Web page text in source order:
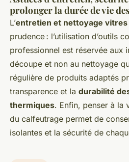
prolonger la durée de vie
L’entretien et nettoyage vitres
prudence : l’utilisation d’outils
professionnel est réservée aux
découpe et non au nettoyage
régulière de produits adaptés
transparence et la durabilité
thermiques. Enfin, penser à la
du calfeutrage permet de
isolantes et la sécurité de